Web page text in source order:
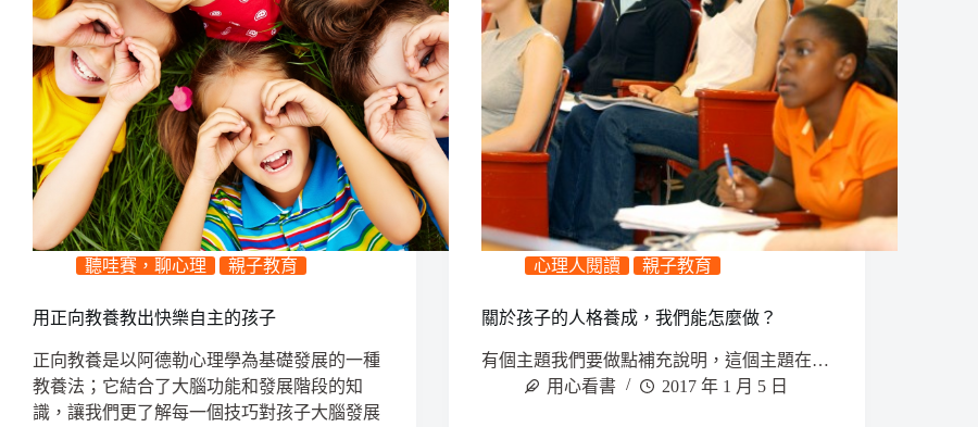
聽哇賽，聊心理 親子教育
用正向教養教出快樂自主的孩子
正向教養是以阿德勒心理學為基礎發展的一種
教養法；它結合了大腦功能和發展階段的知
識，讓我們更了解每一個技巧對孩子大腦發展
心理人閱讀 親子教育
關於孩子的人格養成，我們能怎麼做？
有個主題我們要做點補充說明，這個主題在…
用心看書
2017 年 1 月 5 日